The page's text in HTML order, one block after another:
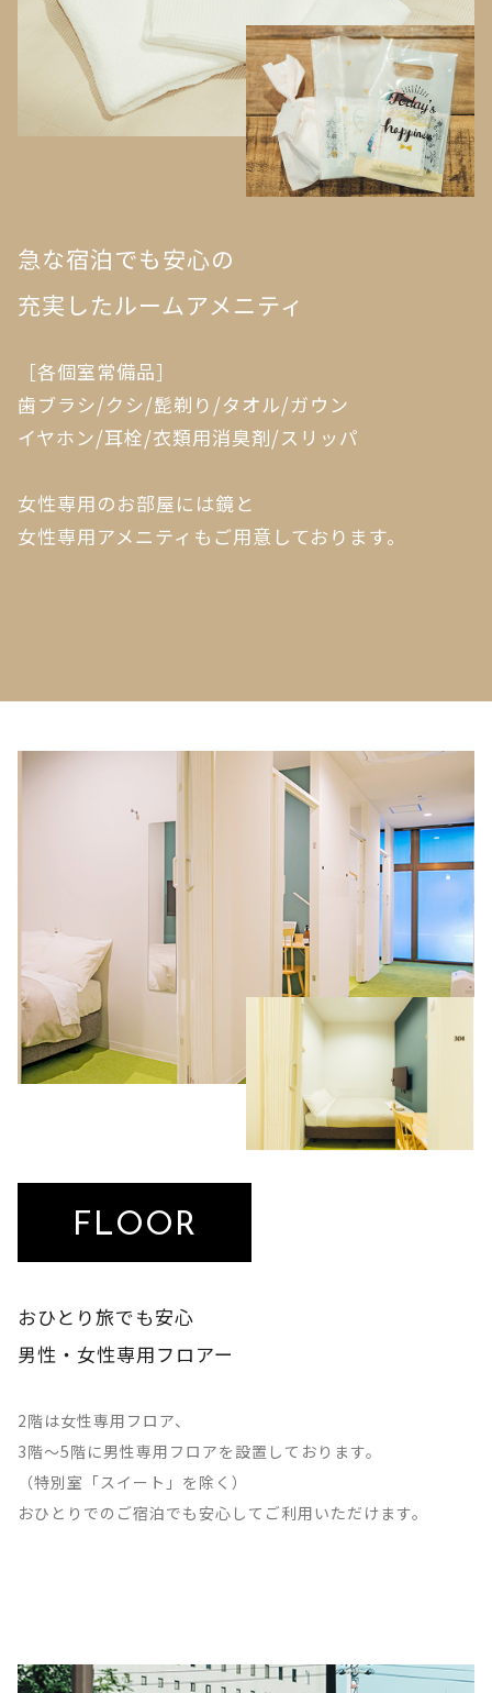
急な宿泊でも安心の
充実したルームアメニティ
［各個室常備品］
歯ブラシ/クシ/髭剃り/タオル/ガウン
イヤホン/耳栓/衣類用消臭剤/スリッパ
女性専用のお部屋には鏡と
女性専用アメニティもご用意しております。
FLOOR
おひとり旅でも安心
男性・女性専用フロアー
2階は女性専用フロア、
3階～5階に男性専用フロアを設置しております。
（特別室「スイート」を除く）
おひとりでのご宿泊でも安心してご利用いただけます。